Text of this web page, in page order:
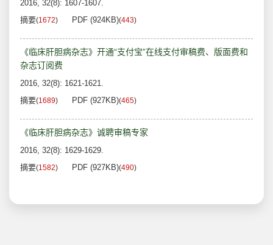
2016, 32(8): 1607-1607.
摘要(1672) PDF (924KB)(443)
《临床肝胆病杂志》开通“支付宝”在线支付审稿费、版面费和
杂志订阅费
2016, 32(8): 1621-1621.
摘要(1689) PDF (927KB)(465)
《临床肝胆病杂志》诚聘审稿专家
2016, 32(8): 1629-1629.
摘要(1582) PDF (927KB)(490)